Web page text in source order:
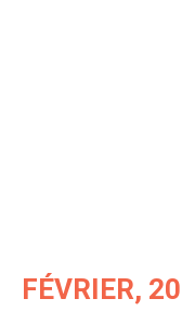
FÉVRIER,